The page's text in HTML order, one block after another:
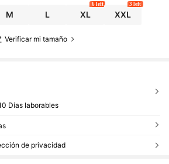
M L XL
6 left
XXL
3 left
Verificar mi tamaño
Días laborables
de privacidad